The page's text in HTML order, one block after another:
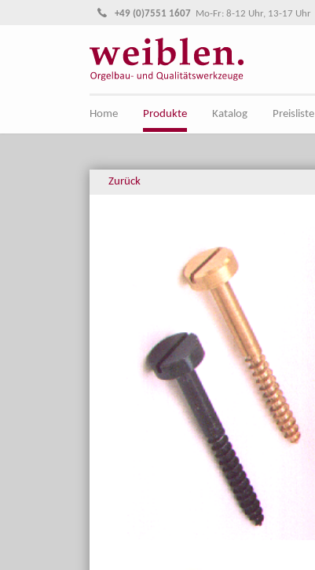
Direkt zur Hauptnavigation springen
Direkt zum Inhalt springen
+49 (0)7551 1607 Mo-Fr: 8-12 Uhr, 13-17 Uhr
Home Produkte Katalog Preisliste
Zurück